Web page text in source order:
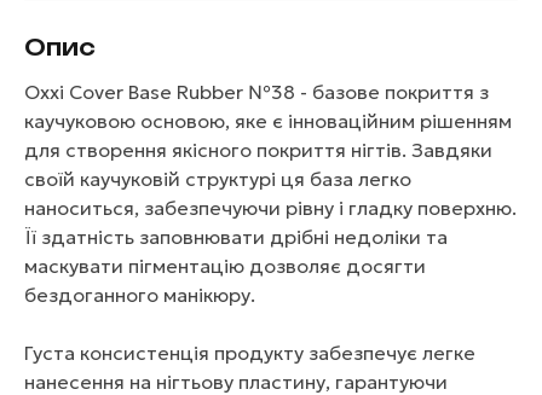
Опис
Oxxi Cover Base Rubber №38 - базове покриття з
каучуковою основою, яке є інноваційним рішенням
для створення якісного покриття нігтів. Завдяки
своїй каучуковій структурі ця база легко
наноситься, забезпечуючи рівну і гладку поверхню.
Її здатність заповнювати дрібні недоліки та
маскувати пігментацію дозволяє досягти
бездоганного манікюру.
Густа консистенція продукту забезпечує легке
нанесення на нігтьову пластину, гарантуючи